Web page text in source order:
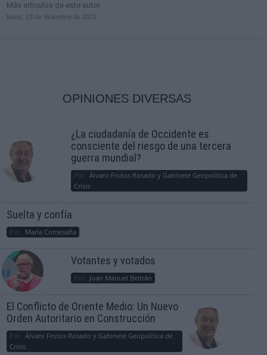
Más artículos de este autor
lunes, 13 de diciembre de 2021
OPINIONES DIVERSAS
¿La ciudadanía de Occidente es
consciente del riesgo de una tercera
guerra mundial?
Por Álvaro Frutos Rosado y Gabinete Geopolítica de
Crisis
Suelta y confía
Por María Comesaña
Votantes y votados
Por Juan Manuel Beltrán
El Conflicto de Oriente Medio: Un Nuevo
Orden Autoritario en Construcción
Por Álvaro Frutos Rosado y Gabinete Geopolítica de
Crisis